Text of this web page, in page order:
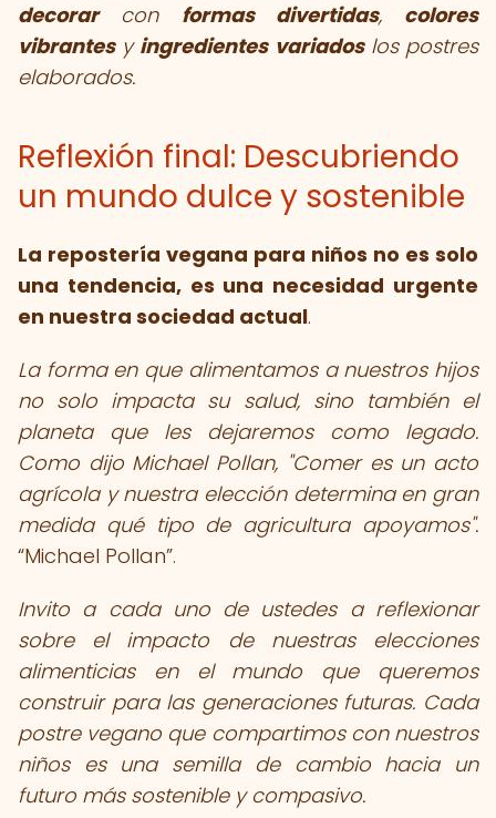
decorarcon formas divertidas, colores
vibrantesy ingredientes variadoslos postres
elaborados.
Reflexión final: Descubriendo
un mundo dulce y sostenible
La repostería vegana para niños no es solo
una tendencia, es una necesidad urgente
en nuestra sociedad actual.
La forma en que alimentamos a nuestros hijos
no solo impacta su salud, sino también el
planeta que les dejaremos como legado.
Como dijo Michael Pollan, "Comer es un acto
agrícola y nuestra elección determina en gran
medida qué tipo de agricultura apoyamos".
Michael Pollan .
Invito a cada uno de ustedes a reflexionar
sobre el impacto de nuestras elecciones
alimenticias en el mundo que queremos
construir para las generaciones futuras. Cada
postre vegano que compartimos con nuestros
niños es una semilla de cambio hacia un
futuro más sostenible y compasivo.